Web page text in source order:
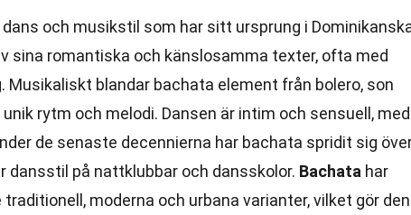
och musikstil som har sitt ursprung i
sina romantiska och känslosamma texter, ofta med
Musikaliskt blandar bachata element från bolero, son
rytm och melodi. Dansen är intim och sensuell, med
de senaste decennierna har bachata spridit sig
dansstil på nattklubbar och dansskolor. Bachata har
moderna och urbana varianter, vilket gör den